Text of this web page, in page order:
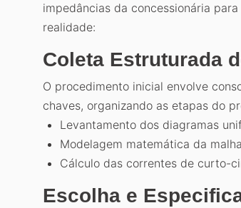
impedâncias da concessionária
realidade:
Coleta Estruturada
O procedimento inicial envolve
chaves, organizando as etapas do
Levantamento dos diagramas
Modelagem matemática da
Cálculo das correntes de curto-
Escolha e